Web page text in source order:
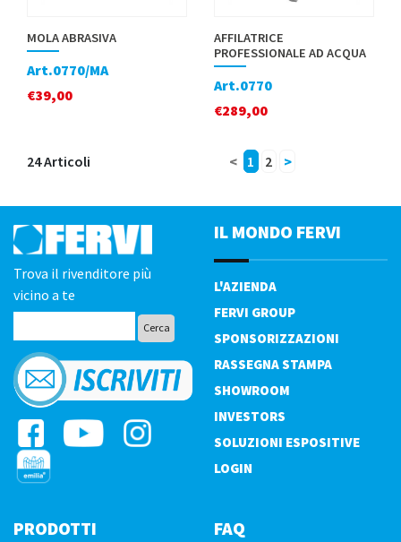
MOLA ABRASIVA
Art.0770/MA
€39,00
AFFILATRICE
PROFESSIONALE AD ACQUA
Art.0770
€289,00
24 Articoli < 1 2 >
Trova il rivenditore più
vicino a te
IL MONDO FERVI
L'AZIENDA
FERVI GROUP
SPONSORIZZAZIONI
RASSEGNA STAMPA
SHOWROOM
INVESTORS
SOLUZIONI ESPOSITIVE
LOGIN
PRODOTTI FAQ